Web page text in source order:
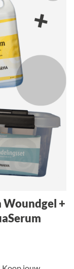
aan
verlanglijst
Woundgel +